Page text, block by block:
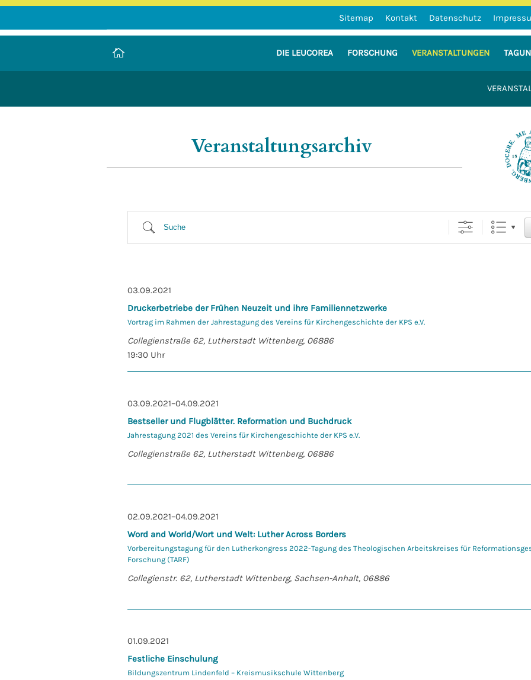
Sitemap Kontakt Datenschutz
DIE LEUCOREA FORSCHUNG VERANSTALTUNGEN
LEUCOREA DE
Stiftung des öffentlichen Rechts an der Martin-Luther-Universität
Veranstaltungsarchiv
Suche
03.09.2021
Druckerbetriebe der Frühen Neuzeit und ihre Familiennetzwerke
Vortrag im Rahmen der Jahrestagung des Vereins für Kirchengeschichte der KPS e.V.
Collegienstraße 62, Lutherstadt Wittenberg, 06886
19:30 Uhr
03.09.2021–04.09.2021
Bestseller und Flugblätter. Reformation und Buchdruck
Jahrestagung 2021 des Vereins für Kirchengeschichte der KPS e.V.
Collegienstraße 62, Lutherstadt Wittenberg, 06886
02.09.2021–04.09.2021
Word and World/Wort und Welt: Luther Across Borders
Vorbereitungstagung für den Lutherkongress 2022-Tagung des Theologischen Arbeitskreises für
Forschung (TARF)
Collegienstr. 62, Lutherstadt Wittenberg, Sachsen-Anhalt, 06886
01.09.2021
Festliche Einschulung
Bildungszentrum Lindenfeld – Kreismusikschule Wittenberg